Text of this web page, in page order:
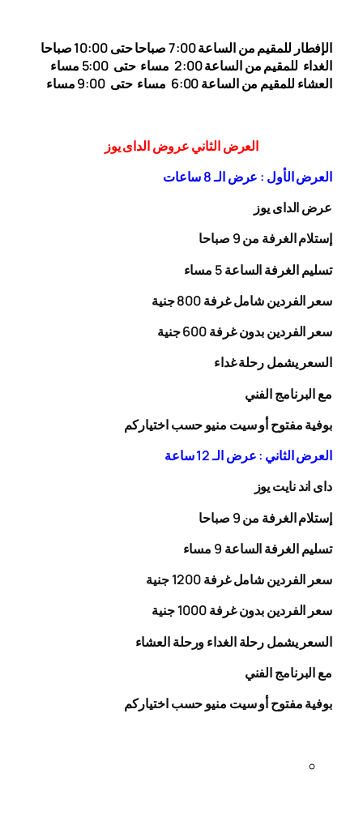
الإفطار للمقيم من الساعة 7:00 صباحا حتى 10:00
صباحا
الغداء للمقيم من الساعة 2:00 مساء حتى
5:00 مساء
العشاء للمقيم من الساعة 6:00 مساء حتى 9:00 مساء
العرض الثاني عروض الداى يوز
العرض الأول : عرض الـ 8 ساعات
عرض الداى يوز
إستلام الغرفة من 9 صباحا
تسليم الغرفة الساعة 5 مساء
سعر الفردين شامل غرفة
800 جنية
سعر الفردين بدون غرفة
600 جنية
السعر يشمل رحلةغداء
مع البرنامج الفني
بوفية مفتوح أو سيت منيو حسب اختياركم
العرض الثاني : عرض الـ 12 ساعة
داى اند نايت يوز
إستلام الغرفة من 9 صباحا
تسليم الغرفة الساعة 9 مساء
سعر الفردين شامل غرفة
1200
جنية
سعر الفردين بدون غرفة1000جنية
السعر يشمل رحلة الغداء ورحلة العشاء
مع البرنامج الفني
بوفية مفتوح أو سيت منيو حسب اختياركم